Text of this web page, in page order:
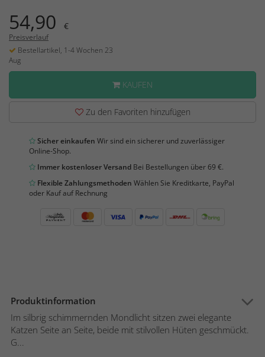
54,90 €
Preisverlauf
Bestellartikel, 1-4 Wochen 23
Aug
KAUFEN
Zu den Favoriten hinzufügen
Sicher einkaufen Wir sind ein sicherer und zuverlässiger
Online-Shop.
Immer kostenloser Versand Bei Bestellungen über 69 €.
Flexible Zahlungsmethoden Wählen Sie Kreditkarte, PayPal
oder Kauf auf Rechnung
Produktinformation
Im silbrig schimmernden Mondlicht sitzen zwei elegante
Katzen Seite an Seite, beide mit stilvollen Hüten geschmückt.
G...